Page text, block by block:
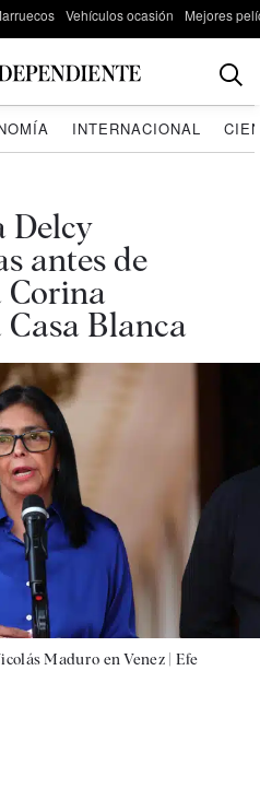
Vehículos ocasión Mejores
INTERNACIONAL
Delcy
antes de
Blanca
Maduro en Venez | Efe